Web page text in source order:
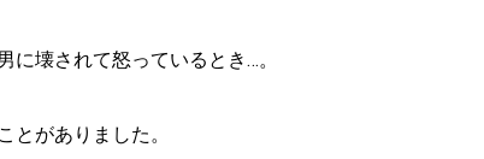
壊されて怒っているとき…。
とがありました。